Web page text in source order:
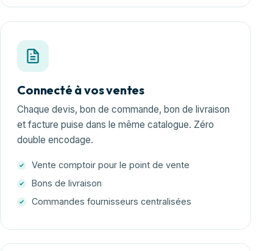
Connecté à vos ventes
Chaque devis, bon de commande, bon de livraison
et facture puise dans le même catalogue. Zéro
double encodage.
Vente comptoir pour le point de vente
Bons de livraison
Commandes fournisseurs centralisées